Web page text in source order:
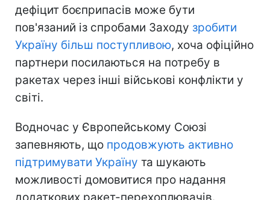
дефіцит боєприпасів може бути
пов'язаний із спробами Заходу зробити
Україну більш поступливою, хоча офіційно
партнери посилаються на потребу в
ракетах через інші військові конфлікти у
світі.
Водночас у Європейському Союзі
запевняють, що продовжують активно
підтримувати Україну та шукають
можливості домовитися про надання
додаткових ракет-перехоплювачів.